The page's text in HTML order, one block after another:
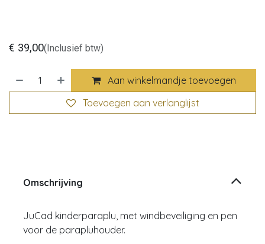
€ 39,00(Inclusief btw)
Aan winkelmandje toevoegen
Toevoegen aan verlanglijst
Omschrijving
JuCad kinderparaplu, met windbeveiliging en pen
voor de parapluhouder.